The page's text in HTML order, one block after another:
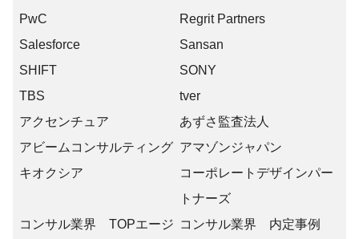
PwC
Regrit Partners
Salesforce
Sansan
SHIFT
SONY
TBS
tver
アクセンチュア
あずさ監査法人
アビームコンサルティング アマゾンジャパン
キオクシア
コーポレートデザインパー
トナーズ
コンサル業界 TOPエージ コンサル業界 内定事例